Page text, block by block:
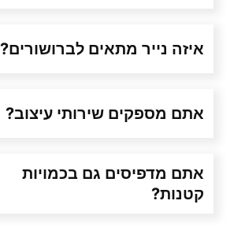
איזה נייר מתאים לברושורים?
אתם מספקים שירותי עיצוב?
אתם מדפיסים גם בכמויות
קטנות?